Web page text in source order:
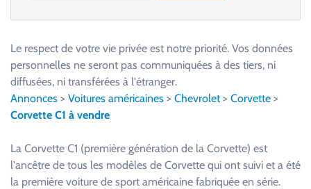
l
a
Le respect de votre vie privée est notre priorité. Vos données
personnelles ne seront pas communiquées à des tiers, ni
diffusées, ni transférées à l'étranger.
Annonces > Voitures américaines > Chevrolet> Corvette >
Corvette C1 à vendre
La Corvette C1 (première génération de la Corvette) est
l'ancêtre de tous les modèles de Corvette qui ont suivi et a été
la première voiture de sport américaine fabriquée en série.